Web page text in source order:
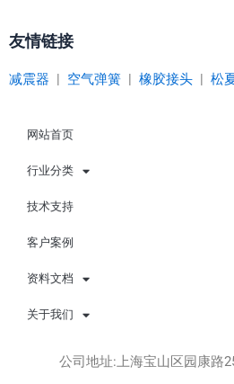
友情链接
减震器 空气弹簧 橡胶接头 松
网站首页
行业分类
技术支持
客户案例
资料文档
关于我们
公司地址:上海宝山区园康路